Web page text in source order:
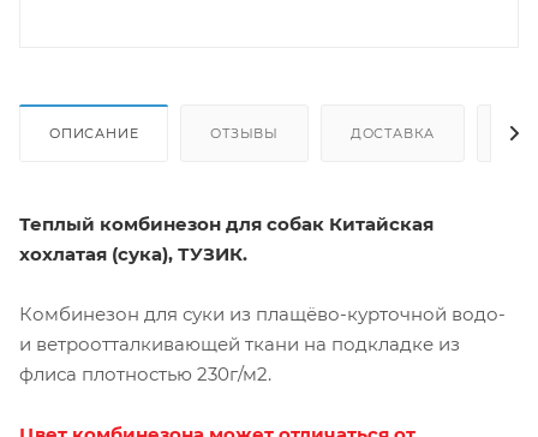
ОПИСАНИЕ ОТЗЫВЫ ДОСТАВКА
Теплый комбинезон для собак Китайская
хохлатая (сука), ТУЗИК.
Комбинезон для суки из плащёво-курточной водо-
и ветроотталкивающей ткани на подкладке из
флиса плотностью 230г/м2.